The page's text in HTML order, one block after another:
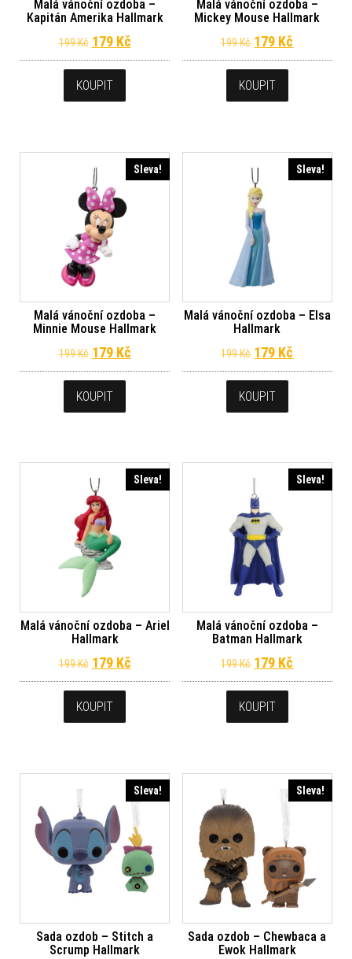
Malá vánoční ozdoba –
Kapitán Amerika Hallmark
199Kč Původní cena byla: 199 Kč.
179 KčAktuální cena je: 179 Kč.
KOUPIT
Malá vánoční ozdoba –
Mickey Mouse Hallmark
199Kč Původní cena
179 Kč
KOUPIT
Sleva!
Malá vánoční ozdoba –
Minnie Mouse Hallmark
199Kč Původní cena byla: 199 Kč.
179 KčAktuální cena je: 179 Kč.
KOUPIT
Sleva!
Malá vánoční ozdoba – Elsa
Hallmark
199Kč Původní cena
179 Kč
KOUPIT
Sleva!
Malá vánoční ozdoba – Ariel
Hallmark
199Kč Původní cena byla: 199 Kč.
179 KčAktuální cena je: 179 Kč.
KOUPIT
Sleva!
Malá vánoční ozdoba –
Batman Hallmark
199Kč Původní cena
179 Kč
KOUPIT
Sleva!
Sada ozdob – Stitch a
Scrump Hallmark
Sleva!
Sada ozdob – Chewbaca a
Ewok Hallmark